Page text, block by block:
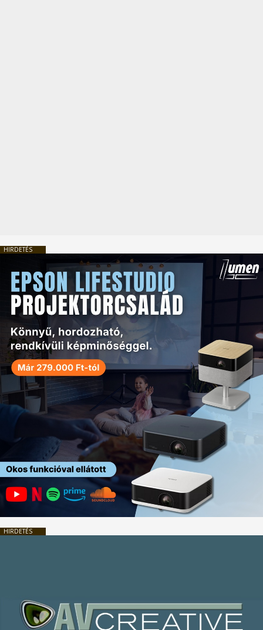
HIRDETÉS
HIRDETÉS